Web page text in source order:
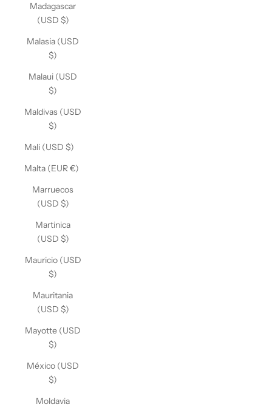
Madagascar
(USD $)
Malasia (USD
$)
Malaui (USD
$)
Maldivas (USD
$)
Mali (USD $)
Malta (EUR €)
Marruecos
(USD $)
Martinica
(USD $)
Mauricio (USD
$)
Mauritania
(USD $)
Mayotte (USD
$)
México (USD
$)
Moldavia